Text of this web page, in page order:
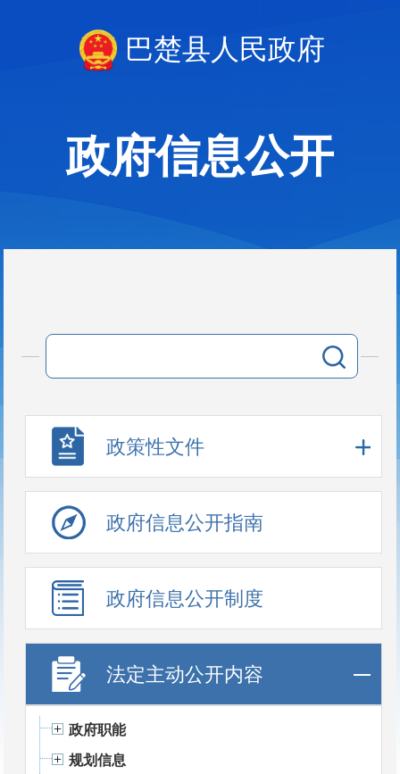
巴楚县人民政府
政府信息公开
政策性文件
政府信息公开指南
政府信息公开制度
法定主动公开内容
政府职能
规划信息